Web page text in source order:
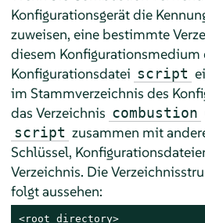
Konfigurationsgerät die
zuweisen, eine bestimmte
diesem Konfigurationsmedium
Konfigurationsdatei script
im Stammverzeichnis des
das Verzeichnis combustion
script zusammen mit
Schlüssel,
Verzeichnis. Die
folgt aussehen:
<root directory>